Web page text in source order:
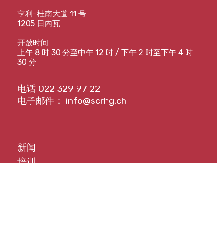
亨利-杜南大道 11 号
1205 日内瓦
开放时间
上午 8 时 30 分至中午 12 时 / 下午 2 时至下午 4 时
30 分
电话 022 329 97 22
电子邮件： info@scrhg.ch
新闻
培训